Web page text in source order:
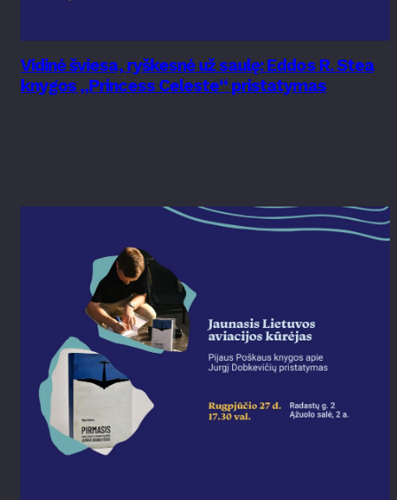
Vidinė šviesa, ryškesnė už saulę: Eddos R. Stea
knygos „Princess Celeste“ pristatymas